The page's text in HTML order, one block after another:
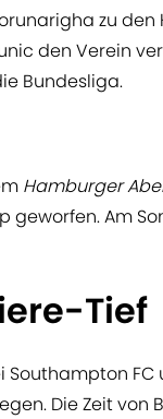
zu den
den Verein
Bundesliga.
Hamburger
geworfen. Am
Tief
FC
Die Zeit von